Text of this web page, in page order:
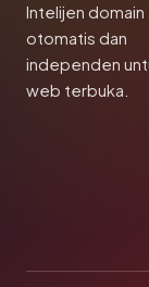
Intelijen domain
otomatis dan
independen
web terbuka.